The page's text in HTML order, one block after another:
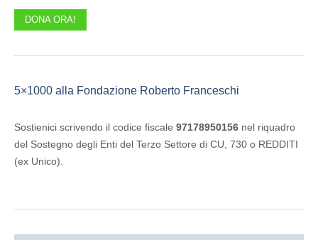
DONA ORA!
5×1000 alla Fondazione Roberto Franceschi
Sostienici scrivendo il codice fiscale 97178950156 nel riquadro
del Sostegno degli Enti del Terzo Settore di CU, 730 o REDDITI
(ex Unico).